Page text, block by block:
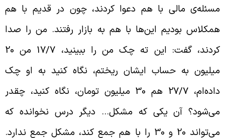
مالی با هم دعوا کردند، چون در قدیم با هم
بودیم این‌ها با هم به بازار رفتند. من را صدا
کردند، گفت: این ته چک من را ببینید، 17/7 من 20
به حساب ایشان ریختم، نگاه کنید به او چک
داده‌ام، 27/7 هم 30 میلیون تومان، نگاه کنید، چقدر
آن یکی که مشکل… دیگر درس نخوانده که
می‌تواند 20 و 30 را با هم جمع کند، مشکل جمع ندارد.